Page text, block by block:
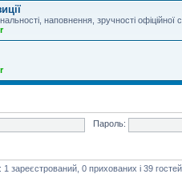
наповнення, зручності офіційної
Пароль:
1 зареєстрований, 0 прихованих і 39